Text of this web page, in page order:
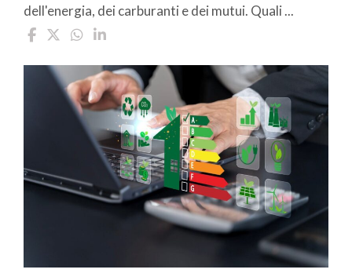
dell'energia, dei carburanti e dei mutui. Quali ...